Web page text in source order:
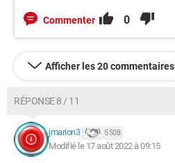
Commenter 0
Afficher les 20 commentaires
RÉPONSE 8 / 11
jmarion3 5 508
Modifié le 17 août 2022 à 09:15